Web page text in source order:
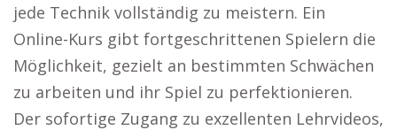
jede Technik vollständig zu meistern. Ein
Online-Kurs gibt fortgeschrittenen Spielern die
Möglichkeit, gezielt an bestimmten Schwächen
zu arbeiten und ihr Spiel zu perfektionieren.
Der sofortige Zugang zu exzellenten Lehrvideos,